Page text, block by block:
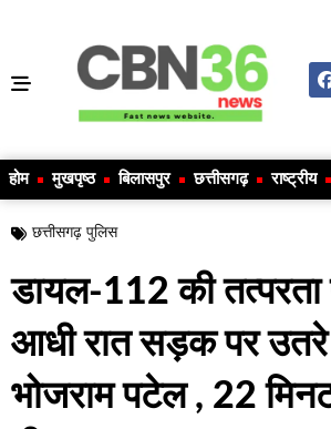
होम मुखपृष्ठ बिलासपुर छत्तीसगढ़ राष्ट्रीय
छत्तीसगढ़ पुलिस
डायल-112 की
आधी रात सड़क पर उतरे
भोजराम पटेल , 22